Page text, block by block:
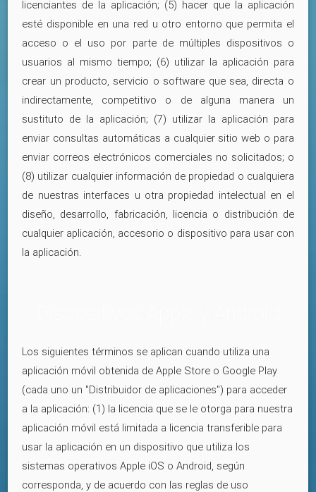
licenciantes de la aplicación; (5) hacer que la aplicación
esté disponible en una red u otro entorno que permita el
acceso o el uso por parte de múltiples dispositivos o
usuarios al mismo tiempo; (6) utilizar la aplicación para
crear un producto, servicio o software que sea, directa o
indirectamente, competitivo o de alguna manera un
sustituto de la aplicación; (7) utilizar la aplicación para
enviar consultas automáticas a cualquier sitio web o para
enviar correos electrónicos comerciales no solicitados; o
(8) utilizar cualquier información de propiedad o cualquiera
de nuestras interfaces u otra propiedad intelectual en el
diseño, desarrollo, fabricación, licencia o distribución de
cualquier aplicación, accesorio o dispositivo para usar con
la aplicación.
Los siguientes términos se aplican cuando utiliza una
aplicación móvil obtenida de Apple Store o Google Play
(cada uno un "Distribuidor de aplicaciones") para acceder
a la aplicación: (1) la licencia que se le otorga para nuestra
aplicación móvil está limitada a licencia transferible para
usar la aplicación en un dispositivo que utiliza los
sistemas operativos Apple iOS o Android, según
corresponda, y de acuerdo con las reglas de uso